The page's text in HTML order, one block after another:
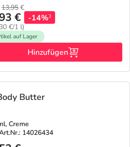
13,95 €
€
€/1 l)
-14%3
auf Lager
Hinzufügen
Butter
Creme
14026434